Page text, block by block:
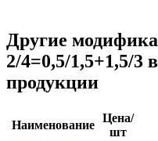
Другие
2/4=0,5/1,5+1,5/3
продукции
Наименование
Цена/
шт